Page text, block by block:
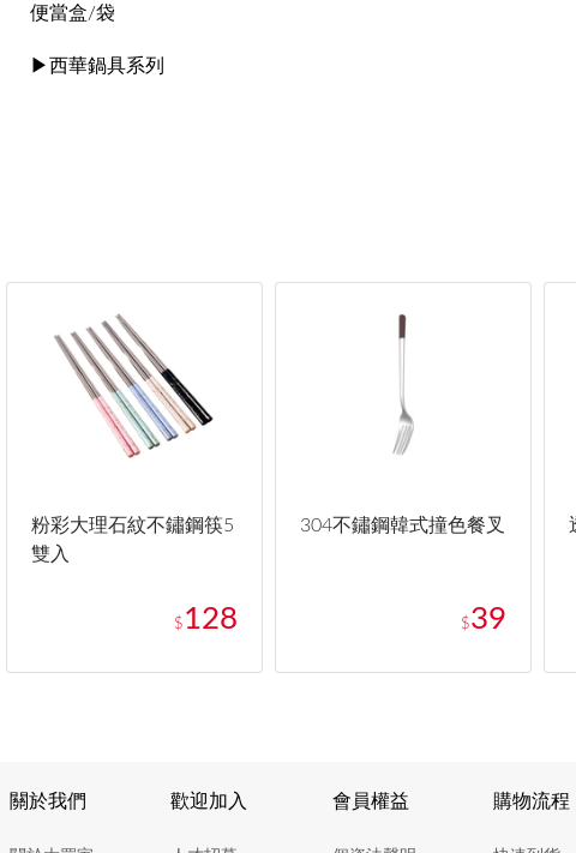
便當盒/袋
▶西華鍋具系列
粉彩大理石紋不鏽鋼筷5
雙入
$ 128
304不鏽鋼韓式撞色餐叉
$39
關於我們 歡迎加入 會員權益 購物流程